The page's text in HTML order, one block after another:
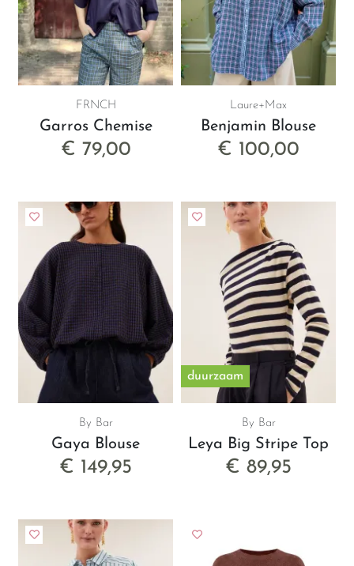
FRNCH
Garros Chemise
€ 79,00
Laure+Max
Benjamin Blouse
€ 100,00
By Bar
Gaya Blouse
€ 149,95
duurzaam
By Bar
Leya Big Stripe Top
€ 89,95